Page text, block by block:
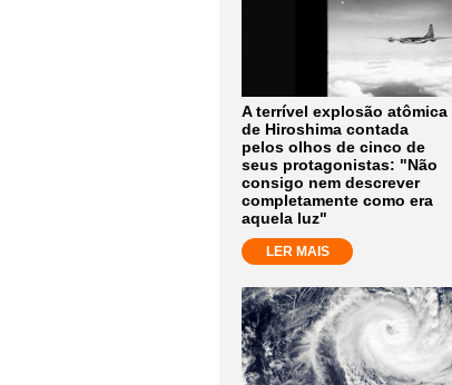
A terrível explosão atômica
de Hiroshima contada
pelos olhos de cinco de
seus protagonistas: "Não
consigo nem descrever
completamente como era
aquela luz"
LER MAIS